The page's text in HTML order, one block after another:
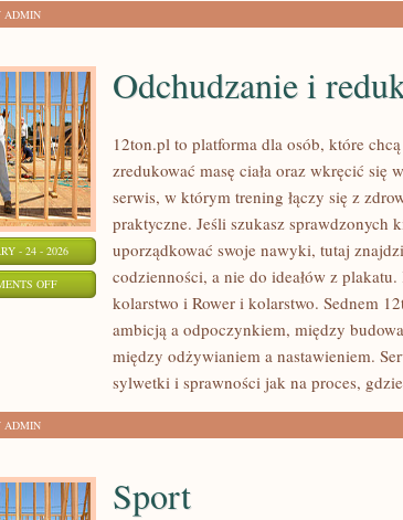
ADMIN
- 24 - 2026
OFFON
ODCHUDZANIE
Odchudzanie i
12ton.pl to platforma dla osób, które
zredukować masę ciała oraz wkręcić się
serwis, w którym trening łączy się z
praktyczne. Jeśli szukasz sprawdzonych
uporządkować swoje nawyki, tutaj
codzienności, a nie do ideałów z
kolarstwo i Rower i kolarstwo. Sednem
ambicją a odpoczynkiem, między
między odżywianiem a nastawieniem.
sylwetki i sprawności jak na proces,
ADMIN
Sport